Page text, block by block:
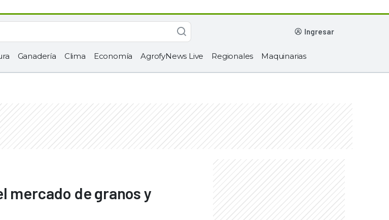
ingresar
Ganadería Clima Economía AgrofyNews Live Regionales Maquinarias
mercado de granos y